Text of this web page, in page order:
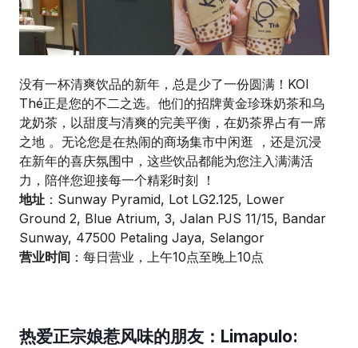
没有一杯清爽饮品的新年，总是少了一份圆满！KOI
Thé正是您的不二之选。他们的招牌黄金珍珠奶茶和乌
龙奶茶，以甜度与清爽的完美平衡，在奶茶界占有一席
之地 。无论您是在热闹的商场集市中闲逛 ，还是沉浸
在新年的喜庆氛围中，这些饮品都能为您注入满满活
力，陪伴您迎接每一个精彩时刻 ！
地址 ：Sunway Pyramid, Lot LG2.125, Lower
Ground 2, Blue Atrium, 3, Jalan PJS 11/15, Bandar
Sunway, 47500 Petaling Jaya, Selangor
营业时间 ：每日营业，上午10点至晚上10点
热爱正宗娘惹风味的朋友：Limapulo: